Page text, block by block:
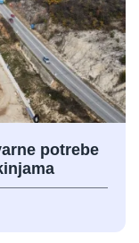
potrebe